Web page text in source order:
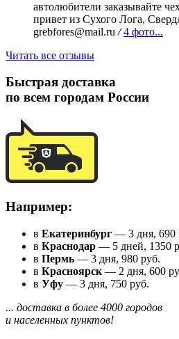
автолюбители заказывайте
привет из Сухого Лога,
grebfores@mail.ru / 4 фото...
Читать все отзывы
Быстрая доставка
по всем городам России
Например:
в Екатеринбург — 3 дня, 690
в Краснодар — 5 дней, 1350
в Пермь — 3 дня, 980 руб.
в Красноярск — 2 дня, 600
в Уфу — 3 дня, 750 руб.
... доставка в более 4000 городов
и населенных пунктов!